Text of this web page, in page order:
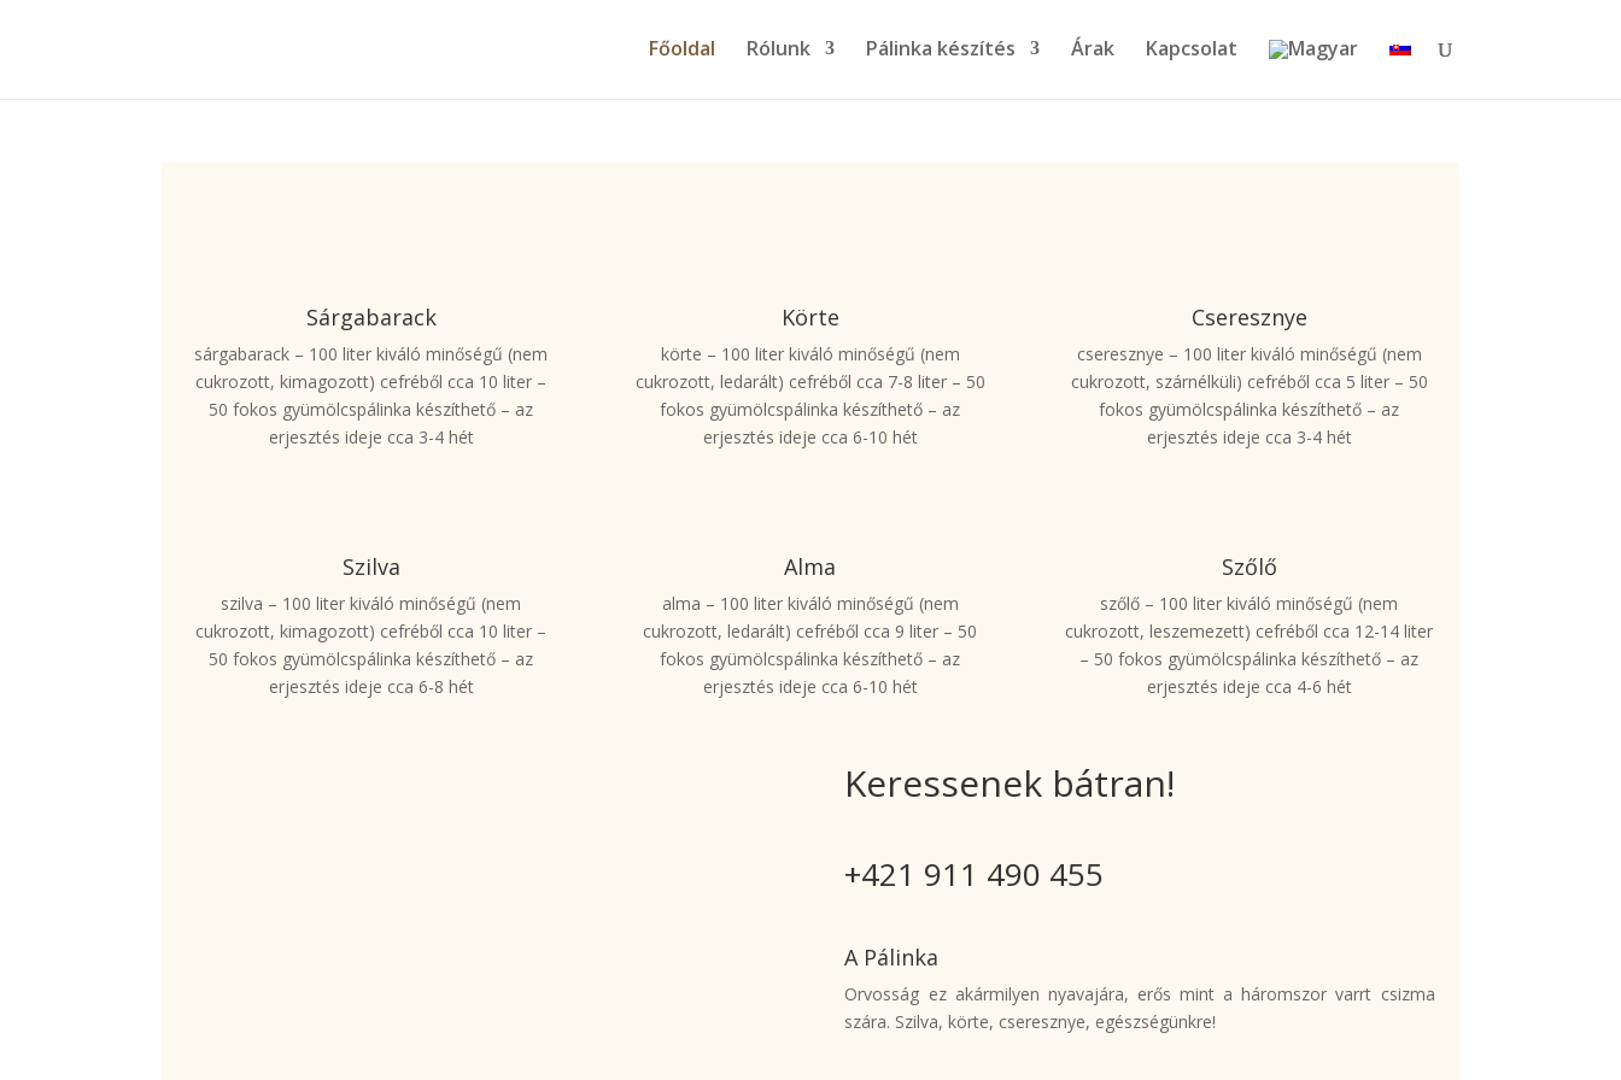
Főoldal Rólunk Pálinka készítés Árak Kapcsolat
Sárgabarack
sárgabarack – 100 liter kiváló minőségű (nem
cukrozott, kimagozott) cefréből cca 10 liter –
50 fokos gyümölcspálinka készíthető – az
erjesztés ideje cca 3-4 hét
Körte
körte – 100 liter kiváló minőségű (nem
cukrozott, ledarált) cefréből cca 7-8 liter – 50
fokos gyümölcspálinka készíthető – az
erjesztés ideje cca 6-10 hét
Cseresznye
cseresznye – 100 liter kiváló minőségű (nem
cukrozott, szárnélküli) cefréből cca 5 liter – 50
fokos gyümölcspálinka készíthető – az
erjesztés ideje cca 3-4 hét
Szilva
szilva – 100 liter kiváló minőségű (nem
cukrozott, kimagozott) cefréből cca 10 liter –
50 fokos gyümölcspálinka készíthető – az
erjesztés ideje cca 6-8 hét
Alma
alma – 100 liter kiváló minőségű (nem
cukrozott, ledarált) cefréből cca 9 liter – 50
fokos gyümölcspálinka készíthető – az
erjesztés ideje cca 6-10 hét
Szőlő
szőlő – 100 liter kiváló minőségű (nem
cukrozott, leszemezett) cefréből cca 12-14 liter
– 50 fokos gyümölcspálinka készíthető – az
erjesztés ideje cca 4-6 hét
Keressenek bátran!
+421 911 490 455
A Pálinka
Orvosság ez akármilyen nyavajára, erős mint a háromszor varrt csizma
szára. Szilva, körte, cseresznye, egészségünkre!